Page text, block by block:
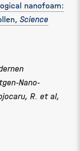
nanofoam:
Science
Nano-
R. et al,